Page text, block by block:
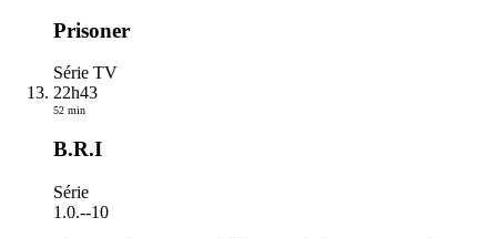
Prisoner
Série TV
22h43
52 min
B.R.I
Série
1.0.--10